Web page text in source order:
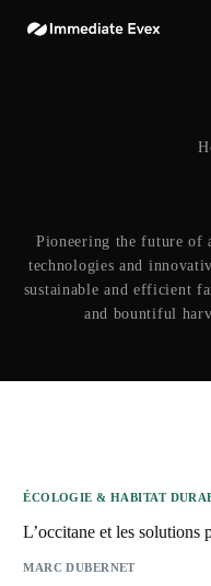
Pioneering the future of
technologies and
sustainable and efficient
and bountiful
ÉCOLOGIE & HABITAT
L’occitane et les solutions
MARC DUBERNET